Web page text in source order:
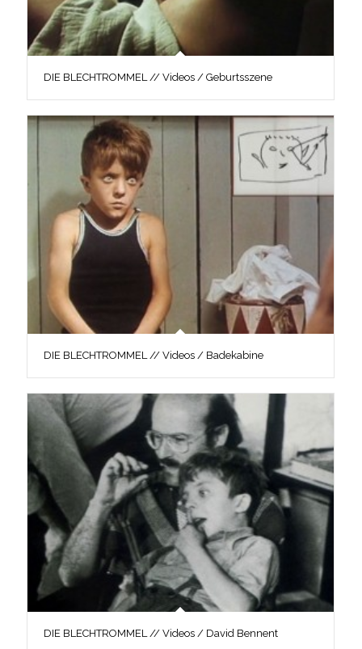
DIE BLECHTROMMEL // Videos / Geburtsszene
DIE BLECHTROMMEL // Videos / Badekabine
DIE BLECHTROMMEL // Videos / David Bennent